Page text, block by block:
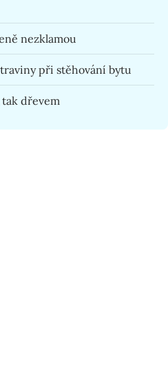
nezklamou
při stěhování bytu
dřevem